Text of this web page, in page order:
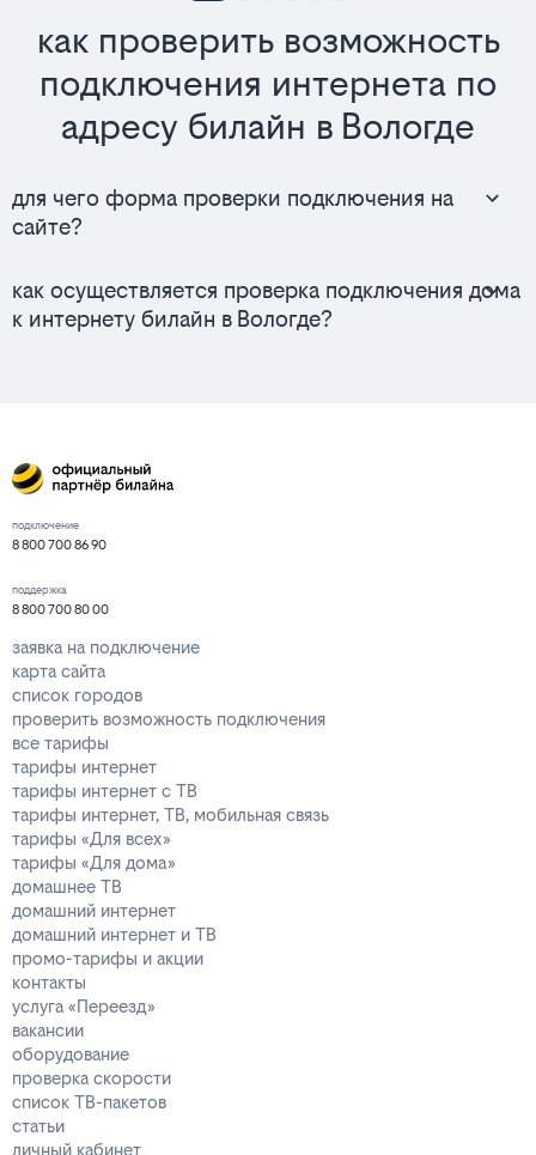
как проверить возможность
подключения интернета по
адресу билайн в Вологде
для чего форма проверки подключения на
сайте?
как осуществляется проверка подключения дома
к интернету билайн в Вологде?
подключение
8 800 700 86 90
поддержка
8 800 700 80 00
заявка на подключение
карта сайта
список городов
проверить возможность подключения
все тарифы
тарифы интернет
тарифы интернет с ТВ
тарифы интернет, ТВ, мобильная связь
тарифы «Для всех»
тарифы «Для дома»
домашнее ТВ
домашний интернет
домашний интернет и ТВ
промо-тарифы и акции
контакты
услуга «Переезд»
вакансии
оборудование
проверка скорости
список ТВ-пакетов
статьи
личный кабинет